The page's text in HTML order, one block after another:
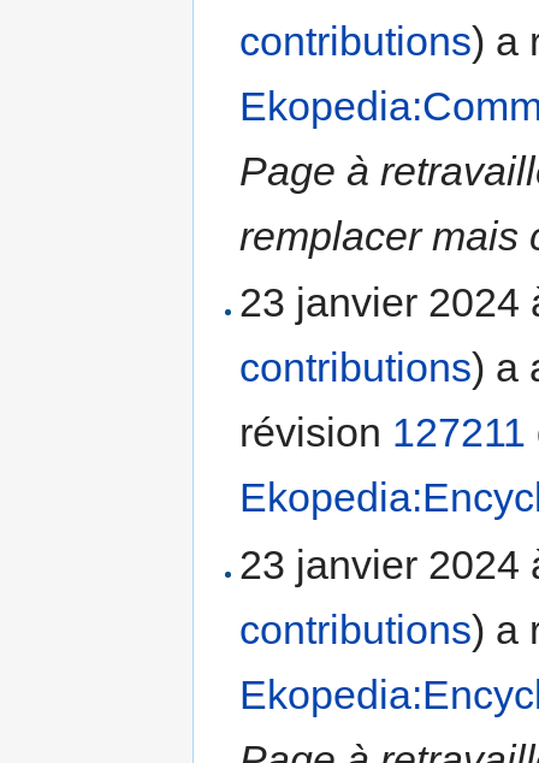
contributions) a
Page à
remplacer mais
23 janvier 2024
contributions) a
révision 127211
23 janvier 2024
contributions) a